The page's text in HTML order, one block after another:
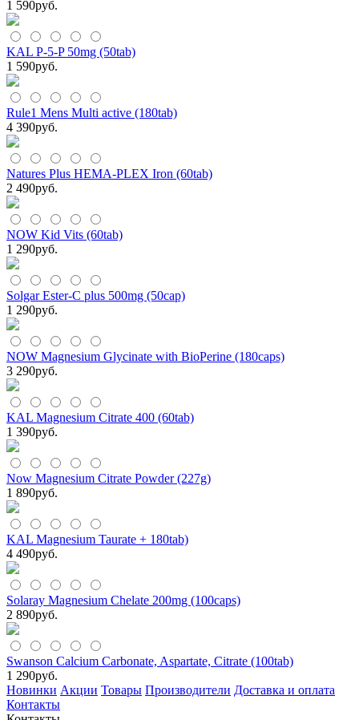
1 590руб.
KAL P-5-P 50mg (50tab)
1 590руб.
Rule1 Mens Multi active (180tab)
4 390руб.
Natures Plus HEMA-PLEX Iron (60tab)
2 490руб.
NOW Kid Vits (60tab)
1 290руб.
Solgar Ester-C plus 500mg (50cap)
1 290руб.
NOW Magnesium Glycinate with BioPerine (180caps)
3 290руб.
KAL Magnesium Citrate 400 (60tab)
1 390руб.
Now Magnesium Citrate Powder (227g)
1 890руб.
KAL Magnesium Taurate + 180tab)
4 490руб.
Solaray Magnesium Chelate 200mg (100caps)
2 890руб.
Swanson Calcium Carbonate, Aspartate, Citrate (100tab)
1 290руб.
Новинки Акции Товары Производители Доставка и оплата
Контакты